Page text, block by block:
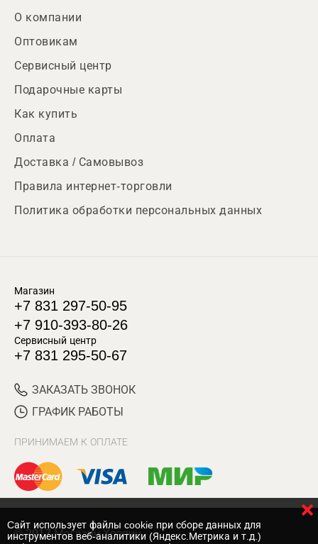
О компании
Оптовикам
Сервисный центр
Подарочные карты
Как купить
Оплата
Доставка / Самовывоз
Правила интернет-торговли
Политика обработки персональных данных
Магазин
+7 831 297-50-95
+7 910-393-80-26
Сервисный центр
+7 831 295-50-67
ЗАКАЗАТЬ ЗВОНОК
ГРАФИК РАБОТЫ
ПРИНИМАЕМ К ОПЛАТЕ
© 2017 Магазин Хозяин
Cайт использует файлы cookie при сборе данных для
инструментов веб-аналитики (Яндекс.Метрика и т.д.)